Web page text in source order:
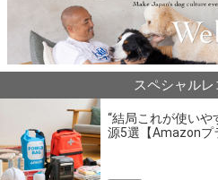
スペシャルレ
“結局これが使いや
源5選【Amazonプ